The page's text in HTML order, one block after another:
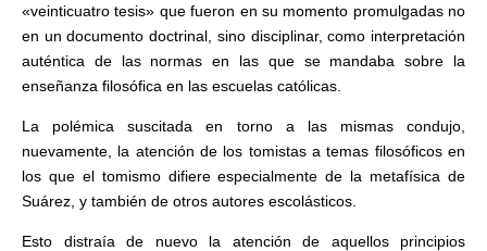
«veinticuatro tesis» que fueron en su momento promulgadas no
en un documento doctrinal, sino disciplinar, como interpretación
auténtica de las normas en las que se mandaba sobre la
enseñanza filosófica en las escuelas católicas.
La polémica suscitada en torno a las mismas condujo,
nuevamente, la atención de los tomistas a temas filosóficos en
los que el tomismo difiere especialmente de la metafísica de
Suárez, y también de otros autores escolásticos.
Esto distraía de nuevo la atención de aquellos principios